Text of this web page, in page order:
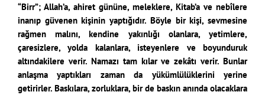
“Birr”; Allah’a, ahiret gününe, meleklere, Kitab’a ve nebîlere
inanıp güvenen kişinin yaptığıdır. Böyle bir kişi, sevmesine
rağmen malını, kendine yakınlığı olanlara, yetimlere,
çaresizlere, yolda kalanlara, isteyenlere ve boyunduruk
altındakilere verir. Namazı tam kılar ve zekâtı verir. Bunlar
anlaşma yaptıkları zaman da yükümlülüklerini yerine
getirirler. Baskılara, zorluklara, bir de baskın anında olacaklara